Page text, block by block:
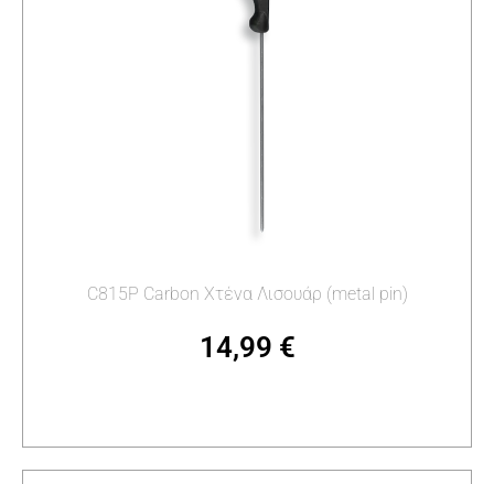
C815P Carbon Χτένα Λισουάρ (metal pin)
14,99 €